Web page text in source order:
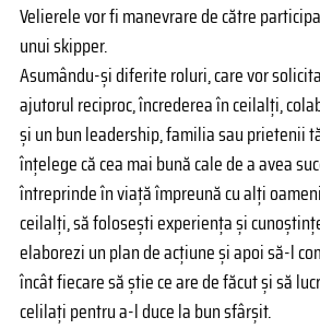
Velierele vor fi manevrare de către
unui skipper.
Asumându-şi diferite roluri, care vor
ajutorul reciproc, încrederea în ceilalţi,
şi un bun leadership, familia sau prietenii
înţelege că cea mai bună cale de a avea
întreprinde în viață împreună cu alți
ceilalţi, să foloseşti experienţa şi
elaborezi un plan de acţiune şi apoi să-l
încât fiecare să ştie ce are de făcut și să
celilați pentru a-l duce la bun sfârșit.